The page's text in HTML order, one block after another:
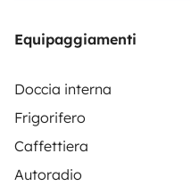
Equipaggiamenti
Doccia interna
Frigorifero
Caffettiera
Autoradio